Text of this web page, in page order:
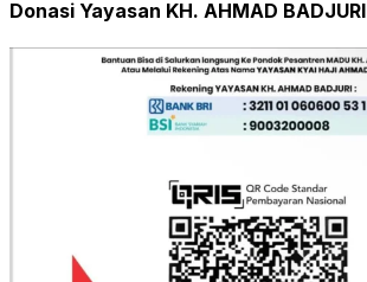
Donasi Yayasan KH. AHMAD BADJURI